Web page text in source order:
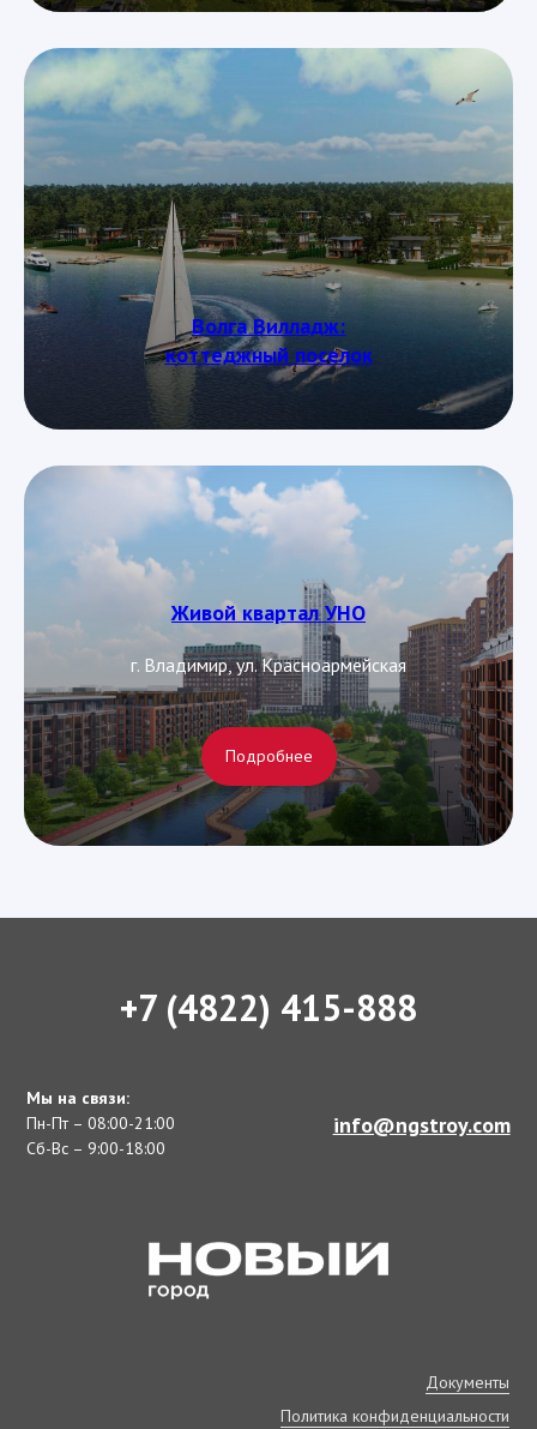
Волга Вилладж:
коттеджный поселок
Живой квартал УНО
г. Владимир, ул. Красноармейская
Подробнее
+7 (4822) 415-888
Мы на связи:
Пн-Пт – 08:00-21:00
Сб-Вс – 9:00-18:00
info@ngstroy.com
Документы
Политика конфиденциальности